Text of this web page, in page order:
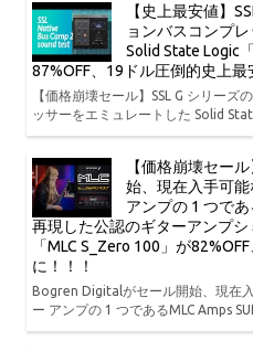
【史上最安値】
ョンバスコンプ
Solid State Logic
87%OFF、19ドル圧倒的史上最
【価格崩壊セール】SSL G シリー
ッサーをエミュレートした Solid
【価格崩壊セー
始、現在入手可
アンプの 1 つであ
再現した公認のギターアンプ
「MLC S_Zero 100」が
に！！！
Bogren Digitalがセール開始、現在
ー アンプの 1 つであるMLC Amps